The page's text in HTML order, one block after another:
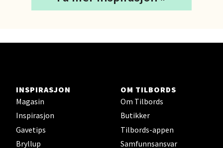
INSPIRASJON
Magasin
Inspirasjon
Gavetips
Bryllup
OM TILBORDS
Om Tilbords
Butikker
Tilbords-appen
Samfunnsansvar
4 i butikk
Velg
Lillehammer - Strandtorget
Strandtorget, 2609 Lillehammer
Åpent i dag 09-20